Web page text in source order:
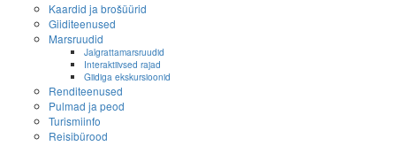
Kaardid ja brošüürid
Giiditeenused
Marsruudid
Jalgrattamarsruudid
Interaktiivsed rajad
Giidiga ekskursioonid
Renditeenused
Pulmad ja peod
Turismiinfo
Reisibürood